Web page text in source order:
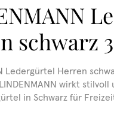
schwarz
Ledergürtel Herren
wirkt
in Schwarz für